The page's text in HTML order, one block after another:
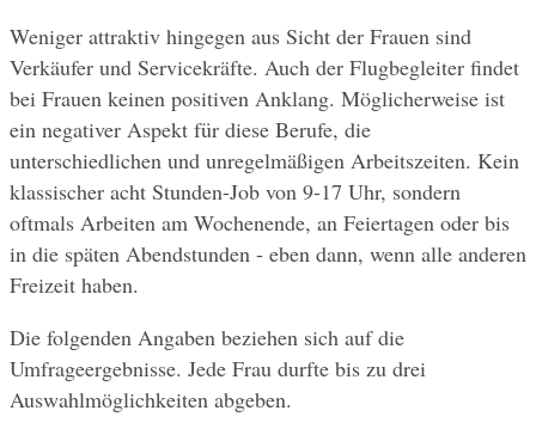
Weniger attraktiv hingegen aus Sicht der Frauen sind
Verkäufer und Servicekräfte. Auch der Flugbegleiter findet
bei Frauen keinen positiven Anklang. Möglicherweise ist
ein negativer Aspekt für diese Berufe, die
unterschiedlichen und unregelmäßigen Arbeitszeiten. Kein
klassischer acht Stunden-Job von 9-17 Uhr, sondern
oftmals Arbeiten am Wochenende, an Feiertagen oder bis
in die späten Abendstunden - eben dann, wenn alle anderen
Freizeit haben.
Die folgenden Angaben beziehen sich auf die
Umfrageergebnisse. Jede Frau durfte bis zu drei
Auswahlmöglichkeiten abgeben.